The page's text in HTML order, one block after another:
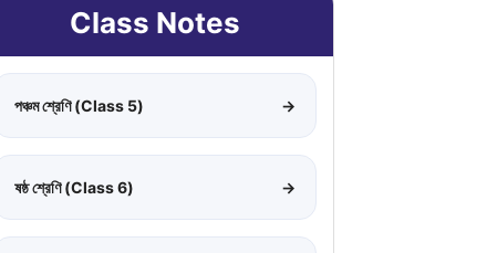
Class Notes
পঞ্চম শ্রেণি (Class 5) →
ষষ্ঠ শ্রেণি (Class 6) →